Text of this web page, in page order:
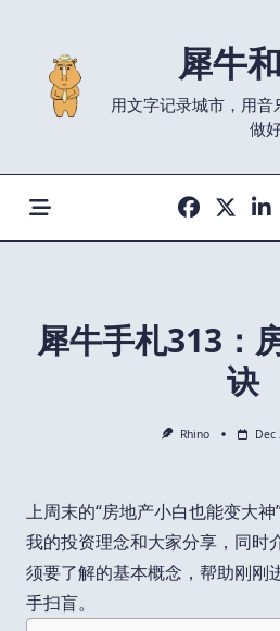
content
犀牛
用文字记录城市，用
做
犀牛手札313：
诀
Rhino Dec
上周末的“房地产小白也能变大
我的投资理念和大家分享，同时
须要了解的基本概念，帮助刚刚
手扫盲。